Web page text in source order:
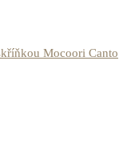
Mocoori Canto